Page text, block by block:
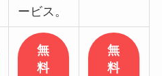
ービス。
無
料
無
料